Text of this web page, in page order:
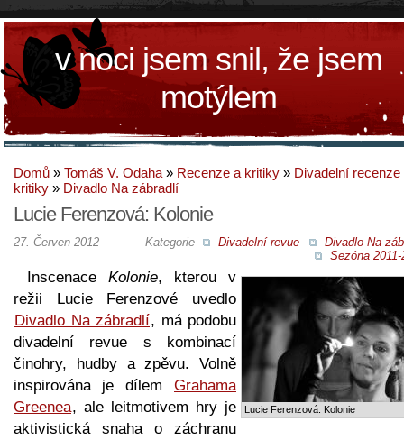
v noci jsem snil, že jsem
motýlem
Domů » Tomáš V. Odaha » Recenze a kritiky » Divadelní recenze
kritiky » Divadlo Na zábradlí
Lucie Ferenzová: Kolonie
Kategorie Divadelní revue
Divadlo Na
Sezóna 2011-
27. Červen 2012
Lucie Ferenzová: Kolonie
Inscenace Kolonie, kterou v
režii Lucie Ferenzové uvedlo
Divadlo Na zábradlí, má podobu
divadelní revue s kombinací
činohry, hudby a zpěvu. Volně
inspirována je dílem Grahama
Greenea, ale leitmotivem hry je
aktivistická snaha o záchranu